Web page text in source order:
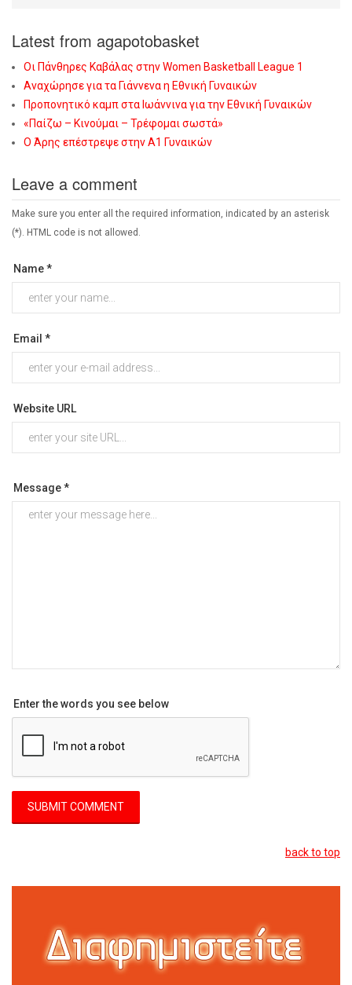
Latest from agapotobasket
Οι Πάνθηρες Καβάλας στην Women Basketball League 1
Αναχώρησε για τα Γιάννενα η Εθνική Γυναικών
Προπονητικό καμπ στα Ιωάννινα για την Εθνική Γυναικών
«Παίζω – Κινούμαι – Τρέφομαι σωστά»
Ο Άρης επέστρεψε στην Α1 Γυναικών
Leave a comment
Make sure you enter all the required information, indicated by an asterisk
(*). HTML code is not allowed.
Name *
Email *
Website URL
Message *
Enter the words you see below
back to top